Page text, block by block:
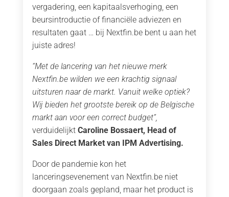
vergadering, een kapitaalsverhoging, een
beursintroductie of financiële adviezen en
resultaten gaat … bij Nextfin.be bent u aan het
juiste adres!
“Met de lancering van het nieuwe merk
Nextfin.be wilden we een krachtig signaal
uitsturen naar de markt. Vanuit welke optiek?
Wij bieden het grootste bereik op de Belgische
markt aan voor een correct budget”,
verduidelijkt Caroline Bossaert, Head of
Sales Direct Market van IPM Advertising.
Door de pandemie kon het
lanceringsevenement van Nextfin.be niet
doorgaan zoals gepland, maar het product is